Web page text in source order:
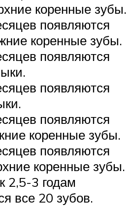
коренные зубы.
появляются
коренные зубы.
появляются
появляются
появляются
коренные зубы.
появляются
коренные зубы.
2,5-3 годам
все 20 зубов.